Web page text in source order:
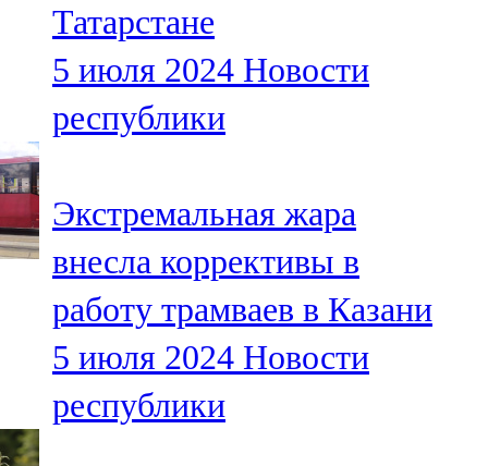
Мөслим
100,0 FM
Нурлат
Олы Әтнә
71,42 FM
Сарман
107,8 FM
Теләче
Татарстане
5 июля 2024 Новости
республики
Экстремальная жара
внесла коррективы в
работу трамваев в Казани
5 июля 2024 Новости
республики